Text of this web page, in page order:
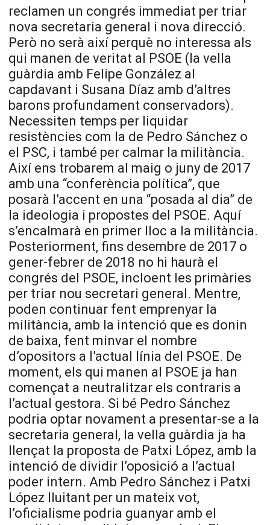
reclamen un congrés immediat per triar
nova secretaria general i nova direcció.
Però no serà així perquè no interessa als
qui manen de veritat al PSOE (la vella
guàrdia amb Felipe González al
capdavant i Susana Díaz amb d’altres
barons profundament conservadors).
Necessiten temps per liquidar
resistències com la de Pedro Sánchez o
el PSC, i també per calmar la militància.
Així ens trobarem al maig o juny de 2017
amb una “conferència política”, que
posarà l’accent en una “posada al dia” de
la ideologia i propostes del PSOE. Aquí
s’encalmarà en primer lloc a la militància.
Posteriorment, fins desembre de 2017 o
gener-febrer de 2018 no hi haurà el
congrés del PSOE, incloent les primàries
per triar nou secretari general. Mentre,
poden continuar fent emprenyar la
militància, amb la intenció que es donin
de baixa, fent minvar el nombre
d’opositors a l’actual línia del PSOE. De
moment, els qui manen al PSOE ja han
començat a neutralitzar els contraris a
l’actual gestora. Si bé Pedro Sánchez
podria optar novament a presentar-se a la
secretaria general, la vella guàrdia ja ha
llençat la proposta de Patxi López, amb la
intenció de dividir l’oposició a l’actual
poder intern. Amb Pedro Sánchez i Patxi
López lluitant per un mateix vot,
l’oficialisme podria guanyar amb el